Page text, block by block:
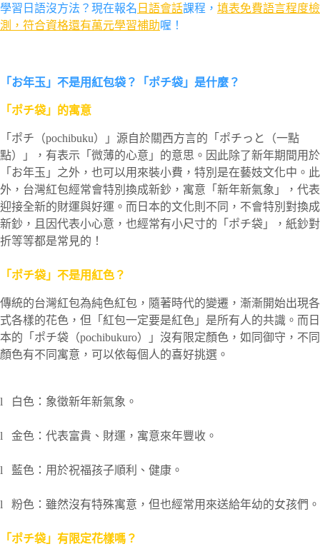
學習日語沒方法？現在報名 日語會話課程， 填表免費語言程度檢
測，符合資格還有萬元學習補助喔！
「お年玉」不是用紅包袋？「ポチ袋」是什麼？
「ポチ袋」的寓意
「ポチ（pochibuku）」源自於關西方言的「ポチっと（一點
點）」，有表示「微薄的心意」的意思。因此除了新年期間用於
「お年玉」之外，也可以用來裝小費，特別是在藝妓文化中。此
外，台灣紅包經常會特別換成新鈔，寓意「新年新氣象」，代表
迎接全新的財運與好運。而日本的文化則不同，不會特別對換成
新鈔，且因代表小心意，也經常有小尺寸的「ポチ袋」，紙鈔對
折等等都是常見的！
「ポチ袋」不是用紅色？
傳統的台灣紅包為純色紅包，隨著時代的變遷，漸漸開始出現各
式各樣的花色，但「紅包一定要是紅色」是所有人的共識。而日
本的「ポチ袋（pochibukuro）」沒有限定顏色，如同御守，不同
顏色有不同寓意，可以依每個人的喜好挑選。
l 白色：象徵新年新氣象。
l 金色：代表富貴、財運，寓意來年豐收。
l 藍色：用於祝福孩子順利、健康。
l 粉色：雖然沒有特殊寓意，但也經常用來送給年幼的女孩們。
「ポチ袋」有限定花樣嗎？